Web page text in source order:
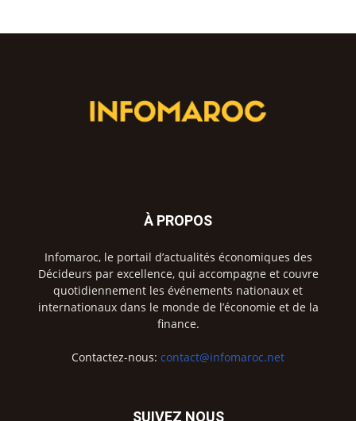
À PROPOS
Infomaroc, le portail d’actualités économiques des
Décideurs par excellence, qui accompagne et couvre
quotidiennement les événements nationaux et
internationaux dans le monde de l’économie et de la
finance.
Contactez-nous: contact@infomaroc.net
SUIVEZ NOUS